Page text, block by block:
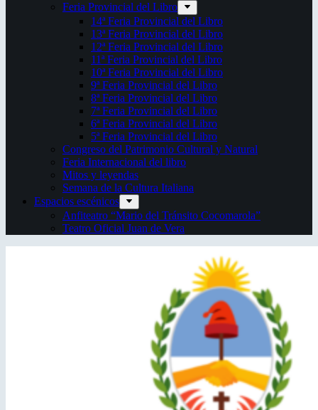
Feria Provincial del Libro
14ª Feria Provincial del Libro
13ª Feria Provincial del Libro
12ª Feria Provincial del Libro
11ª Feria Provincial del Libro
10ª Feria Provincial del Libro
9ª Feria Provincial del Libro
8ª Feria Provincial del Libro
7ª Feria Provincial del Libro
6ª Feria Provincial del Libro
5ª Feria Provincial del Libro
Congreso del Patrimonio Cultural y Natural
Feria Internacional del libro
Mitos y leyendas
Semana de la Cultura Italiana
Espacios escénicos
Anfiteatro “Mario del Tránsito Cocomarola”
Teatro Oficial Juan de Vera